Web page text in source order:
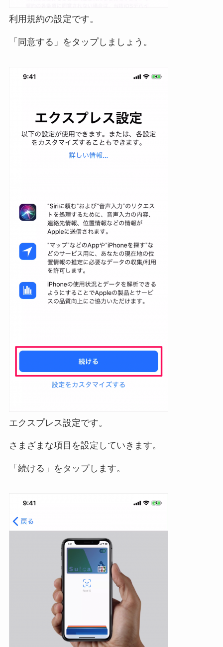
利用規約の設定です。
「同意する」をタップしましょう。
エクスプレス設定です。
さまざまな項目を設定していきます。
「続ける」をタップします。